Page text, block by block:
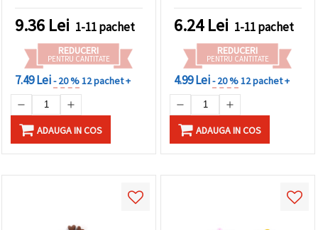
9.36 Lei 1-11 pachet
REDUCERI
PENTRU CANTITATE
7.49 Lei- 20 %12 pachet +
ADAUGA IN COS
6.24Lei 1-11 pachet
REDUCERI
PENTRU CANTITATE
4.99 Lei- 20 %12 pachet +
ADAUGA IN COS